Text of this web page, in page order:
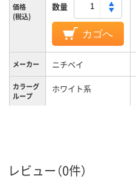
価格
(税込)
数量
カゴへ
メーカー ニチベイ
カラーグ
ループ
ホワイト系
レビュー（0件）